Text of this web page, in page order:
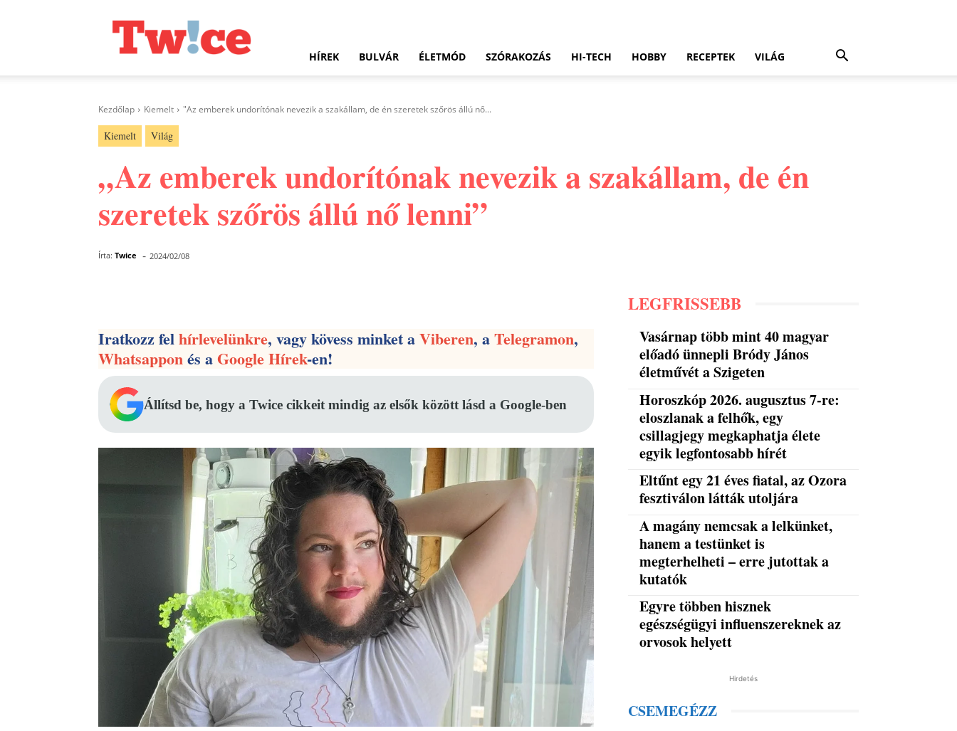
HÍREK BULVÁR ÉLETMÓD SZÓRAKOZÁS HI-TECH HOBBY RECEPTEK VILÁG
Kezdőlap Kiemelt "Az emberek undorítónak nevezik a szakállam, de én szeretek szőrös állú nő...
Kiemelt Világ
„Az emberek undorítónak nevezik a szakállam, de én
szeretek szőrös állú nő lenni”
Írta: Twice - 2024/02/08
Iratkozz felhírlevelünkre, vagy kövess minket aViberen, aTelegramon,
Whatsapponés aGoogle Hírek-en!
Állítsd be, hogy a Twice cikkeit mindig az elsők között lásd a Google-ben
LEGFRISSEBB
Vasárnap több mint 40 magyar
előadó ünnepli Bródy János
életművét a Szigeten
Horoszkóp 2026. augusztus 7-re:
eloszlanak a felhők, egy
csillagjegy megkaphatja élete
egyik legfontosabb hírét
Eltűnt egy 21 éves fiatal, az Ozora
fesztiválon látták utoljára
A magány nemcsak a lelkünket,
hanem a testünket is
megterhelheti – erre jutottak a
kutatók
Egyre többen hisznek
egészségügyi influenszereknek az
orvosok helyett
Hirdetés
CSEMEGÉZZ